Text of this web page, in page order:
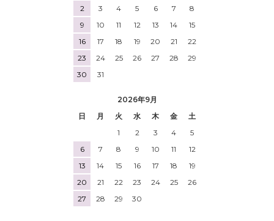
2
3 4 5 6 7
8
9
10 11 12 13 14
15
16
17 18 19 20 21
22
23
24 25 26 27 28
29
30
31
2026年9月
日
月 火 水 木 金
土
1
2 3 4
5
6
7 8 9 10 11
12
13
14 15 16 17 18
19
20
21 22 23 24 25
26
27
28 29 30